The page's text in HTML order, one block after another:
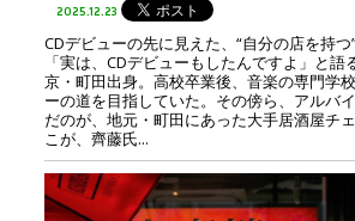
2025.12.23
CDデビューの先に見えた、“自分の店を持
「実は、CDデビューもしたんですよ」と語
京・町田出身。高校卒業後、音楽の専門学
ーの道を目指していた。その傍ら、アルバ
だのが、地元・町田にあった大手居酒屋チ
こが、齊藤氏...